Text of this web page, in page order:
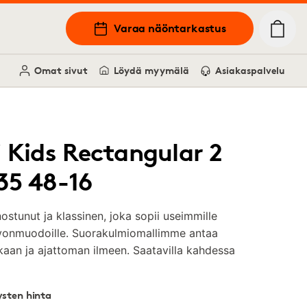
Varaa näöntarkastus
Omat sivut Löydä myymälä Asiakaspalvelu
Kids Rectangular 2
48-16
ja klassinen, joka sopii useimmille
Suorakulmiomallimme antaa
ja ajattoman ilmeen. Saatavilla kahdessa
hinta